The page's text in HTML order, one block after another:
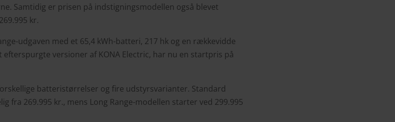
Samtidig er prisen på indstigningsmodellen også blevet
kr.
udgaven med et 65,4 kWh-batteri, 217 hk og en rækkevidde
efterspurgte versioner af KONA Electric, har nu en startpris på
batteristørrelser og fire udstyrsvarianter. Standard
fra 269.995 kr., mens Long Range-modellen starter ved 299.995